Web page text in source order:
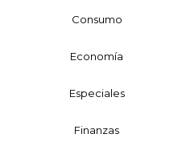
Consumo
Economía
Especiales
Finanzas